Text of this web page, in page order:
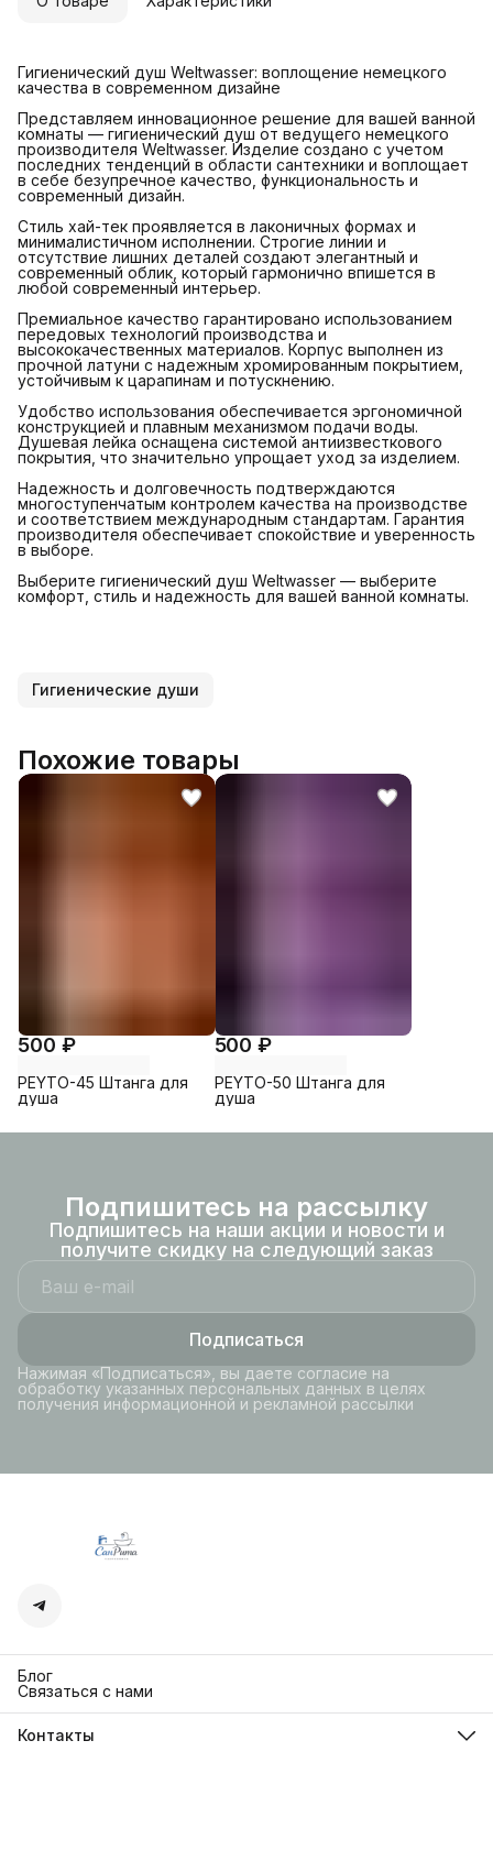
Гигиенический душ Weltwasser: воплощение немецкого
качества в современном дизайне
Представляем инновационное решение для вашей ванной
комнаты — гигиенический душ от ведущего немецкого
производителя Weltwasser. Изделие создано с учетом
последних тенденций в области сантехники и воплощает
в себе безупречное качество, функциональность и
современный дизайн.
Стиль хай-тек проявляется в лаконичных формах и
минималистичном исполнении. Строгие линии и
отсутствие лишних деталей создают элегантный и
современный облик, который гармонично впишется в
любой современный интерьер.
Премиальное качество гарантировано использованием
передовых технологий производства и
высококачественных материалов. Корпус выполнен из
прочной латуни с надежным хромированным покрытием,
устойчивым к царапинам и потускнению.
Удобство использования обеспечивается эргономичной
конструкцией и плавным механизмом подачи воды.
Душевая лейка оснащена системой антиизвесткового
покрытия, что значительно упрощает уход за изделием.
Надежность и долговечность подтверждаются
многоступенчатым контролем качества на производстве
и соответствием международным стандартам. Гарантия
производителя обеспечивает спокойствие и уверенность
в выборе.
Выберите гигиенический душ Weltwasser — выберите
комфорт, стиль и надежность для вашей ванной комнаты.
Гигиенические души
Похожие товары
500 ₽
PEYTO-45 Штанга для
душа
500 ₽
PEYTO-50 Штанга для
душа
Подпишитесь на рассылку
Подпишитесь на наши акции и новости и
получите скидку на следующий заказ
Подписаться
Нажимая «Подписаться», вы даете согласие на
обработку указанных персональных данных в целях
получения информационной и рекламной рассылки
Блог
Связаться с нами
Контакты